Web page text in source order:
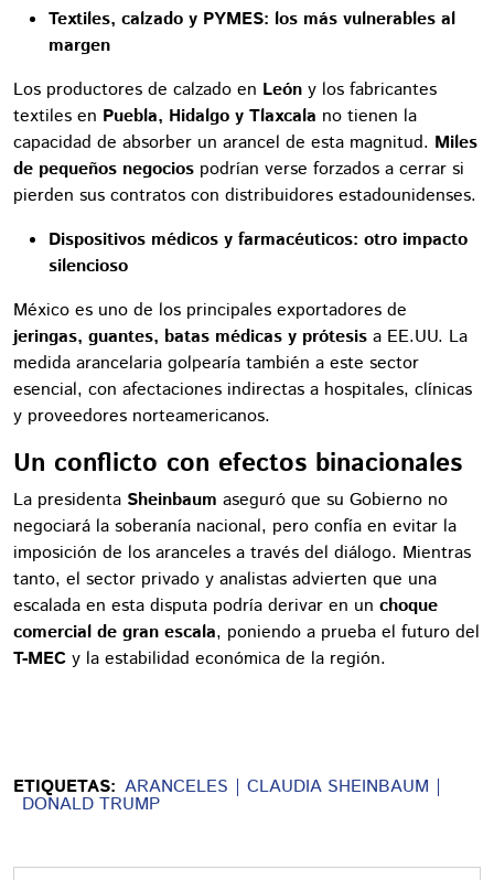
Textiles, calzado y PYMES: los más vulnerables al
margen
Los productores de calzado en León y los fabricantes
textiles en Puebla, Hidalgo y Tlaxcala no tienen la
capacidad de absorber un arancel de esta magnitud. Miles
de pequeños negocios podrían verse forzados a cerrar si
pierden sus contratos con distribuidores estadounidenses.
Dispositivos médicos y farmacéuticos: otro impacto
silencioso
México es uno de los principales exportadores de
jeringas, guantes, batas médicas y prótesis a EE.UU. La
medida arancelaria golpearía también a este sector
esencial, con afectaciones indirectas a hospitales, clínicas
y proveedores norteamericanos.
Un conflicto con efectos binacionales
La presidenta Sheinbaum aseguró que su Gobierno no
negociará la soberanía nacional, pero confía en evitar la
imposición de los aranceles a través del diálogo. Mientras
tanto, el sector privado y analistas advierten que una
escalada en esta disputa podría derivar en un choque
comercial de gran escala, poniendo a prueba el futuro del
T-MEC y la estabilidad económica de la región.
ETIQUETAS: ARANCELES CLAUDIA SHEINBAUM
DONALD TRUMP